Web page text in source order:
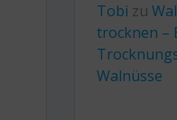
Tobi zu
trocknen –
Walnüsse